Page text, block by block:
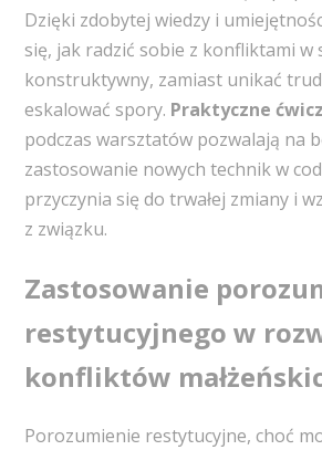
Dzięki zdobytej wiedzy i
się, jak radzić sobie z konfliktami w
konstruktywny, zamiast unikać
eskalować spory. Praktyczne
podczas warsztatów pozwalają na
zastosowanie nowych technik w
przyczynia się do trwałej zmiany i
z związku.
Zastosowanie
restytucyjnego w
konfliktów
Porozumienie restytucyjne, choć